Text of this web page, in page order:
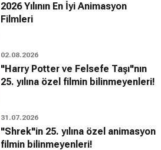
2026 Yılının En İyi Animasyon
Filmleri
02.08.2026
"Harry Potter ve Felsefe Taşı"nın
25. yılına özel filmin bilinmeyenleri!
31.07.2026
"Shrek"in 25. yılına özel animasyon
filmin bilinmeyenleri!